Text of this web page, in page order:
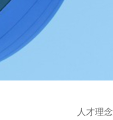
人才理念